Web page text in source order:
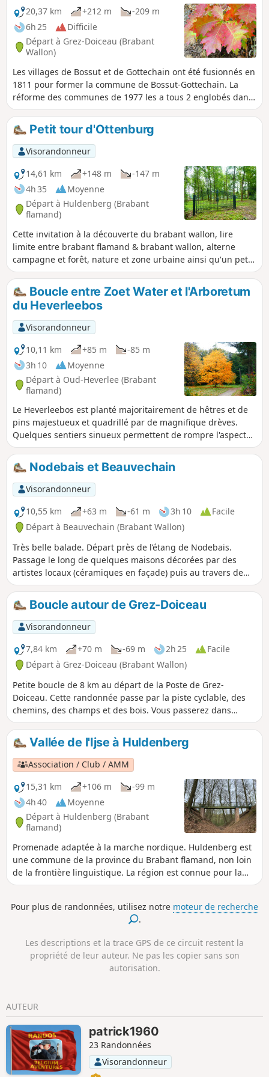
20,37 km +212 m
-209 m
6h 25
Difficile
Départ à Grez-Doiceau (Brabant
Wallon)
Les villages de Bossut et de Gottechain ont été fusionnés en
1811 pour former la commune de Bossut-Gottechain. La
réforme des communes de 1977 les a tous 2 englobés dans
l'entité de Grez-Doiceau.Cette petite page d'histoire belge
tournée, la balade démarre de la place de Bossut pour un
parcours plutôt campagnard en Wallonie et plutôt forestier
en Flandre (Meerdaalbos), une autre histoire belge puisque
le parcours se déroule à cheval sur les deux provinces
brabançonnes limitrophes.
Petit tour d'Ottenburg
Visorandonneur
14,61 km
+148 m
-147 m
4h 35
Moyenne
Départ à Huldenberg (Brabant
flamand)
Cette invitation à la découverte du brabant wallon, lire
limite entre brabant flamand & brabant wallon, alterne
campagne et forêt, nature et zone urbaine ainsi qu'un petit
tronçon dans le zoning nord de Wavre en passant à côté de
l'incontournable GSK, l'un des plus gros employeurs de
Wallonie.
Boucle entre Zoet Water et l'Arboretum
du Heverleebos
Visorandonneur
10,11 km
+85 m
-85 m
3h 10
Moyenne
Départ à Oud-Heverlee (Brabant
flamand)
Le Heverleebos est planté majoritairement de hêtres et de
pins majestueux et quadrillé par de magnifique drèves.
Quelques sentiers sinueux permettent de rompre l'aspect
parfois trop rectiligne de ce domaine forestier.
Nodebais et Beauvechain
Visorandonneur
10,55 km
+63 m -61 m 3h 10
Facile
Départ à Beauvechain (Brabant Wallon)
Très belle balade. Départ près de l’étang de Nodebais.
Passage le long de quelques maisons décorées par des
artistes locaux (céramiques en façade) puis au travers de
sentiers dans la campagne. Peu de routes sur cette balade
et essentiellement des chemins campagnards.
Boucle autour de Grez-Doiceau
Visorandonneur
7,84 km
+70 m -69 m 2h 25
Facile
Départ à Grez-Doiceau (Brabant Wallon)
Petite boucle de 8 km au départ de la Poste de Grez-
Doiceau. Cette randonnée passe par la piste cyclable, des
chemins, des champs et des bois. Vous passerez dans
quelques rues à Grez-Doiceau mais le parcours est souvent
à l'abri du trafic, sauf sur une section en ligne droite vers
Biez. Parcours simple mais varié qui permet une pratique
quotidienne de la marche au départ de Grez.
Vallée de l'Ijse à Huldenberg
Association / Club / AMM
15,31 km
+106 m
-99 m
4h 40
Moyenne
Départ à Huldenberg (Brabant
flamand)
Promenade adaptée à la marche nordique. Huldenberg est
une commune de la province du Brabant flamand, non loin
de la frontière linguistique. La région est connue pour la
culture de son raisin de table et la réserve naturelle De
inadapté à l'agriculture) et Bemde, prairie humide.
Pour plus de randonnées, utilisez notre moteur de recherche
.
Les descriptions et la trace GPS de ce circuit restent la
propriété de leur auteur. Ne pas les copier sans son
autorisation.
AUTEUR
patrick1960
23 Randonnées
Visorandonneur